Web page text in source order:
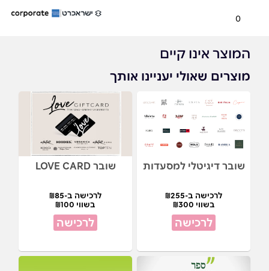
0
המוצר אינו קיים
מוצרים שאולי יעניינו אותך
שובר דיגיטלי למסעדות
לרכישה ב-₪255
בשווי ₪300
לרכישה
שובר LOVE CARD
לרכישה ב-₪85
בשווי ₪100
לרכישה